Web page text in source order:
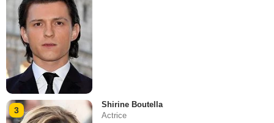
3
Shirine Boutella
Actrice